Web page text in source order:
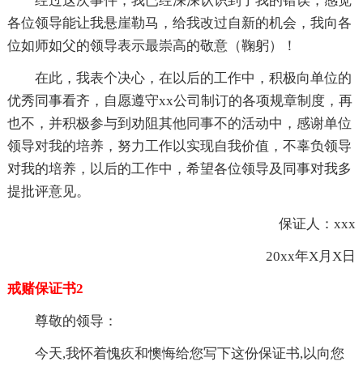
各位领导能让我悬崖勒马，给我改过自新的机会，我向各
位如师如父的领导表示最崇高的敬意（鞠躬）！
在此，我表个决心，在以后的工作中，积极向单位的
优秀同事看齐，自愿遵守xx公司制订的各项规章制度，再
也不，并积极参与到劝阻其他同事不的活动中，感谢单位
领导对我的培养，努力工作以实现自我价值，不辜负领导
对我的培养，以后的工作中，希望各位领导及同事对我多
提批评意见。
保证人：xxx
20xx年X月X日
戒赌保证书2
尊敬的领导：
今天,我怀着愧疚和懊悔给您写下这份保证书,以向您